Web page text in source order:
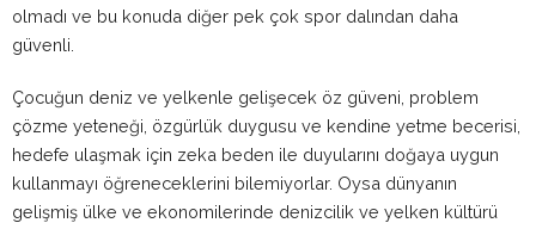
olmadı ve bu konuda diğer pek çok spor dalından daha
güvenli.
Çocuğun deniz ve yelkenle gelişecek öz güveni, problem
çözme yeteneği, özgürlük duygusu ve kendine yetme becerisi,
hedefe ulaşmak için zeka beden ile duyularını doğaya uygun
kullanmayı öğreneceklerini bilemiyorlar. Oysa dünyanın
gelişmiş ülke ve ekonomilerinde denizcilik ve yelken kültürü